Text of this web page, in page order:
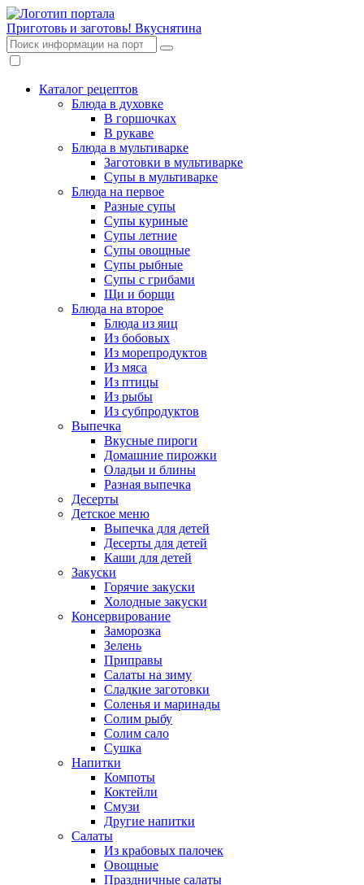
Приготовь и заготовь! Вкуснятина
Каталог рецептов
Блюда в духовке
В горшочках
В рукаве
Блюда в мультиварке
Заготовки в мультиварке
Супы в мультиварке
Блюда на первое
Разные супы
Супы куриные
Супы летние
Супы овощные
Супы рыбные
Супы с грибами
Щи и борщи
Блюда на второе
Блюда из яиц
Из бобовых
Из морепродуктов
Из мяса
Из птицы
Из рыбы
Из субпродуктов
Выпечка
Вкусные пироги
Домашние пирожки
Оладьи и блины
Разная выпечка
Десерты
Детское меню
Выпечка для детей
Десерты для детей
Каши для детей
Закуски
Горячие закуски
Холодные закуски
Консервирование
Заморозка
Зелень
Приправы
Салаты на зиму
Сладкие заготовки
Соленья и маринады
Солим рыбу
Солим сало
Сушка
Напитки
Компоты
Коктейли
Смузи
Другие напитки
Салаты
Из крабовых палочек
Овощные
Праздничные салаты